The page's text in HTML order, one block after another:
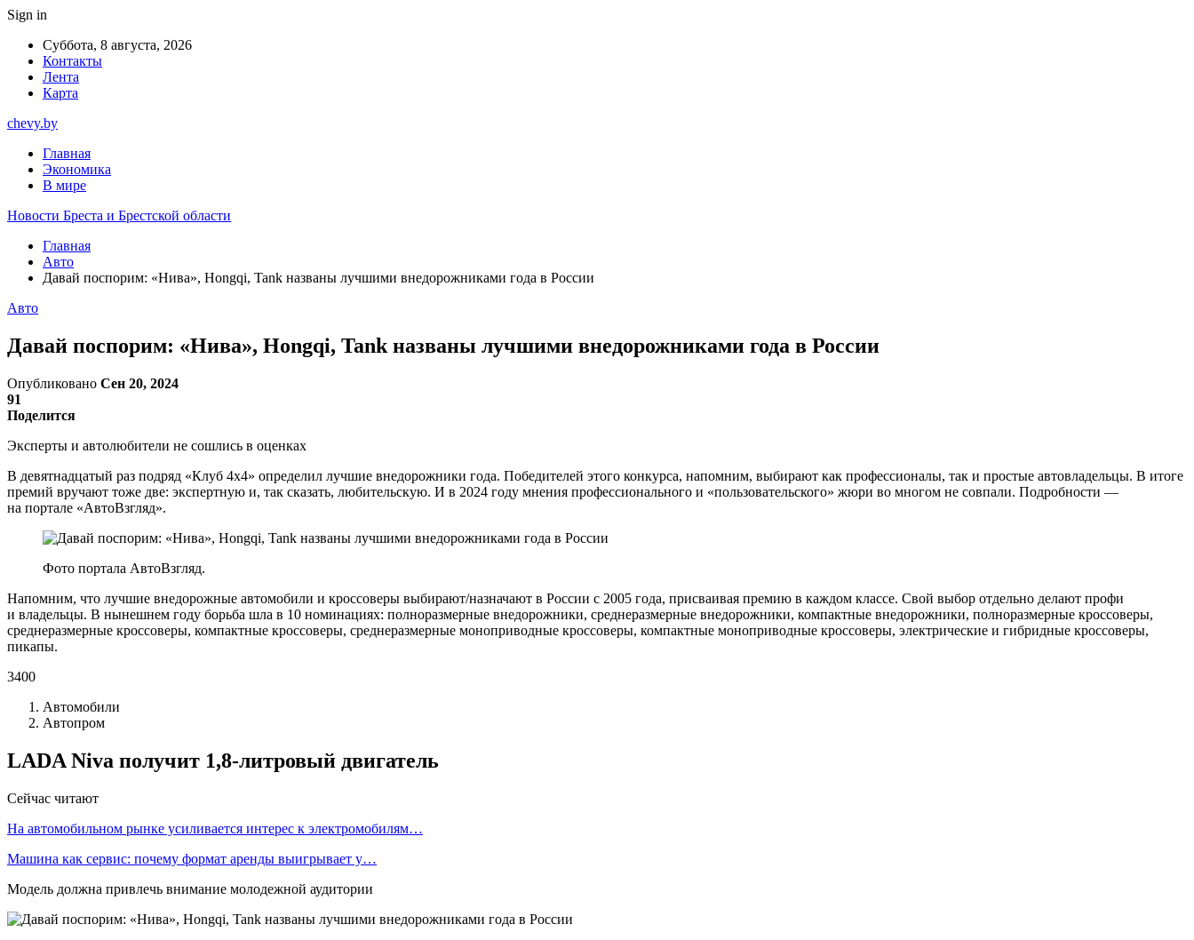
Sign in
Суббота, 8 августа, 2026
Контакты
Лента
Карта
chevy.by
Главная
Экономика
В мире
Новости Бреста и Брестской области
Главная
Авто
Давай поспорим: «Нива», Hongqi, Tank названы лучшими внедорожниками года в России
Авто
Давай поспорим: «Нива», Hongqi, Tank названы лучшими внедорожниками года в России
Опубликовано Сен 20, 2024
91
Поделится
Эксперты и автолюбители не сошлись в оценках
В девятнадцатый раз подряд «Клуб 4х4» определил лучшие внедорожники года. Победителей этого конкурса, напомним, выбирают как профессионалы, так и простые автовладельцы. В итоге
премий вручают тоже две: экспертную и, так сказать, любительскую. И в 2024 году мнения профессионального и «пользовательского» жюри во многом не совпали. Подробности —
на портале «АвтоВзгляд».
Фото портала АвтоВзгляд.
Напомним, что лучшие внедорожные автомобили и кроссоверы выбирают/назначают в России с 2005 года, присваивая премию в каждом классе. Свой выбор отдельно делают профи
и владельцы. В нынешнем году борьба шла в 10 номинациях: полноразмерные внедорожники, среднеразмерные внедорожники, компактные внедорожники, полноразмерные кроссоверы,
среднеразмерные кроссоверы, компактные кроссоверы, среднеразмерные моноприводные кроссоверы, компактные моноприводные кроссоверы, электрические и гибридные кроссоверы,
пикапы.
3400
Автомобили
Автопром
LADA Niva получит 1,8-литровый двигатель
Сейчас читают
На автомобильном рынке усиливается интерес к электромобилям…
Машина как сервис: почему формат аренды выигрывает у…
Модель должна привлечь внимание молодежной аудитории